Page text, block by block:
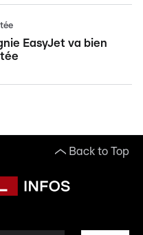
EasyJet va bien
Back to Top